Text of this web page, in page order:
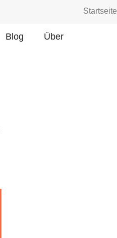
Startseite
Blog Über